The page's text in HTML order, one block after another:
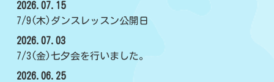
2026.07.15
7/9(木)ダンスレッスン公開日
2026.07.03
7/3(金)七夕会を行いました。
2026.06.25